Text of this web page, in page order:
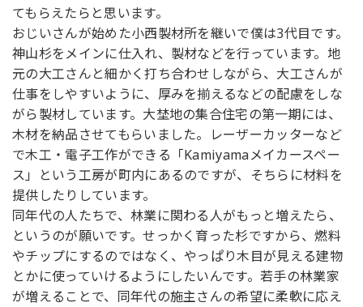
てもらえたらと思います。
おじいさんが始めた小西製材所を継いで僕は3代目です。
神山杉をメインに仕入れ、製材などを行っています。地
元の大工さんと細かく打ち合わせしながら、大工さんが
仕事をしやすいように、厚みを揃えるなどの配慮をしな
がら製材しています。大埜地の集合住宅の第一期には、
木材を納品させてもらいました。レーザーカッターなど
で木工・電子工作ができる「Kamiyamaメイカースペー
ス」という工房が町内にあるのですが、そちらに材料を
提供したりしています。
同年代の人たちで、林業に関わる人がもっと増えたら、
というのが願いです。せっかく育った杉ですから、燃料
やチップにするのではなく、やっぱり木目が見える建物
とかに使っていけるようにしたいんです。若手の林業家
が増えることで、同年代の施主さんの希望に柔軟に応え